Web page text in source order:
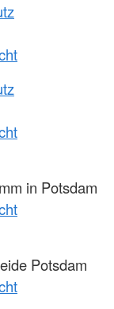
in Potsdam
Potsdam